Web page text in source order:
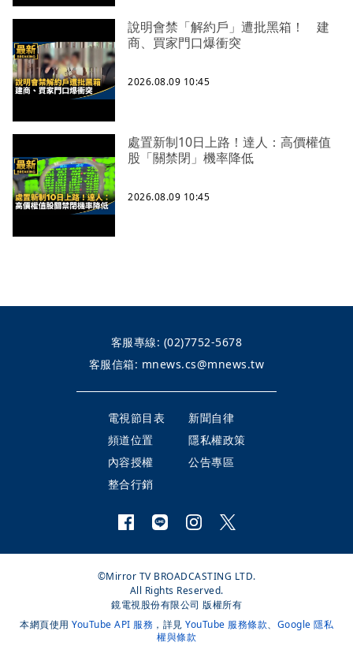
說明會禁「解約戶」遭批黑箱！ 建
商、買家門口爆衝突
2026.08.09 10:45
處置新制10日上路！達人：高價權值
股「關禁閉」機率降低
2026.08.09 10:45
客服專線: (02)7752-5678
客服信箱: mnews.cs@mnews.tw
電視節目表
新聞自律
頻道位置
隱私權政策
內容授權
公告專區
整合行銷
©Mirror TV BROADCASTING LTD.
All Rights Reserved.
鏡電視股份有限公司 版權所有
本網頁使用 YouTube API 服務 ，詳見 YouTube 服務條款、 Google 隱私
權與條款